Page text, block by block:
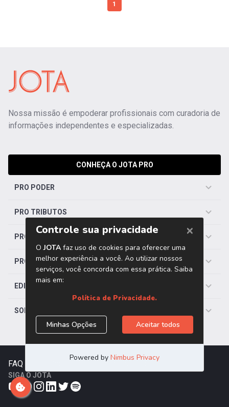
1
Nossa missão é empoderar profissionais com curadoria de
informações independentes e especializadas.
CONHEÇA O JOTA PRO
PRO PODER
PRO TRIBUTOS
PRO TRABALHISTA
PRO SAÚDE
EDITORIAS
SOBRE O JOTA
FAQ Trabalhe Conosco
SIGA O JOTA